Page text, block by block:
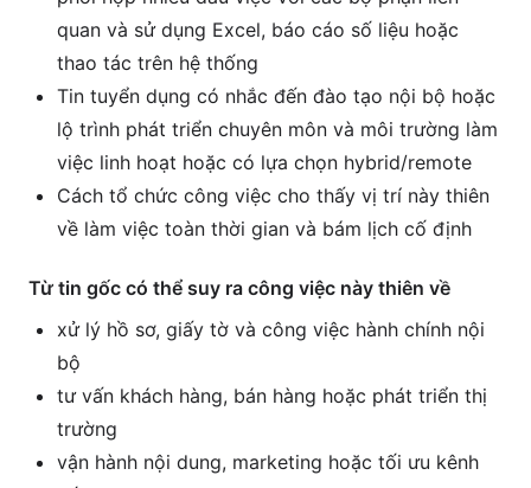
quan và sử dụng Excel, báo cáo số liệu hoặc
thao tác trên hệ thống
Tin tuyển dụng có nhắc đến đào tạo nội bộ hoặc
lộ trình phát triển chuyên môn và môi trường làm
việc linh hoạt hoặc có lựa chọn hybrid/remote
Cách tổ chức công việc cho thấy vị trí này thiên
về làm việc toàn thời gian và bám lịch cố định
Từ tin gốc có thể suy ra công việc này thiên về
xử lý hồ sơ, giấy tờ và công việc hành chính nội
bộ
tư vấn khách hàng, bán hàng hoặc phát triển thị
trường
vận hành nội dung, marketing hoặc tối ưu kênh